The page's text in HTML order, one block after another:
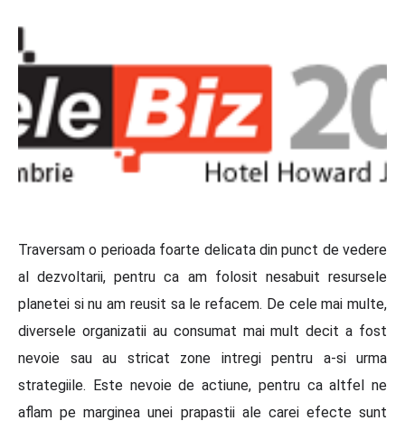
Traversam o perioada foarte delicata din punct de vedere
al dezvoltarii, pentru ca am folosit nesabuit resursele
planetei si nu am reusit sa le refacem. De cele mai multe,
diversele organizatii au consumat mai mult decit a fost
nevoie sau au stricat zone intregi pentru a-si urma
strategiile. Este nevoie de actiune, pentru ca altfel ne
aflam pe marginea unei prapastii ale carei efecte sunt